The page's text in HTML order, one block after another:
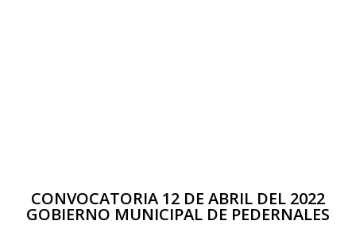
CONVOCATORIA 12 DE ABRIL DEL 2022
GOBIERNO MUNICIPAL DE PEDERNALES